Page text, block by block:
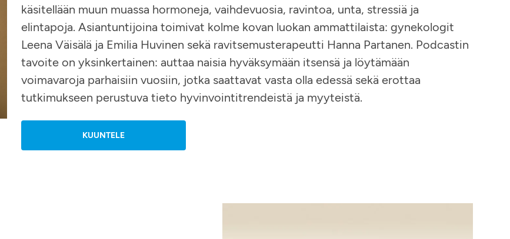
käsitellään muun muassa hormoneja, vaihdevuosia, ravintoa, unta, stressiä ja
elintapoja. Asiantuntijoina toimivat kolme kovan luokan ammattilaista: gynekologit
Leena Väisälä ja Emilia Huvinen sekä ravitsemusterapeutti Hanna Partanen. Podcastin
tavoite on yksinkertainen: auttaa naisia hyväksymään itsensä ja löytämään
voimavaroja parhaisiin vuosiin, jotka saattavat vasta olla edessä sekä erottaa
tutkimukseen perustuva tieto hyvinvointitrendeistä ja myyteistä.
KUUNTELE